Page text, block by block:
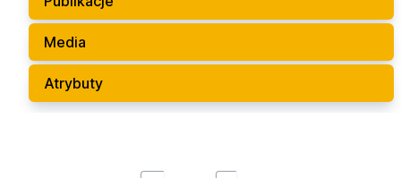
Media
Atrybuty